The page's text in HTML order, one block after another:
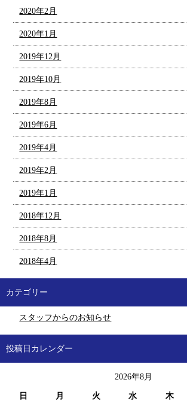
2020年2月
2020年1月
2019年12月
2019年10月
2019年8月
2019年6月
2019年4月
2019年2月
2019年1月
2018年12月
2018年8月
2018年4月
カテゴリー
スタッフからのお知らせ
投稿日カレンダー
2026年8月
日 月 火 水 木